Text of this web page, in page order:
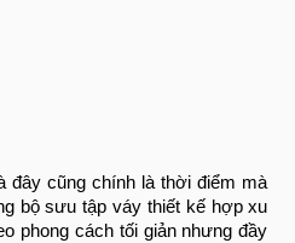
đây cũng chính là thời điểm mà
bộ sưu tập váy thiết kế hợp xu
phong cách tối giản nhưng đầy